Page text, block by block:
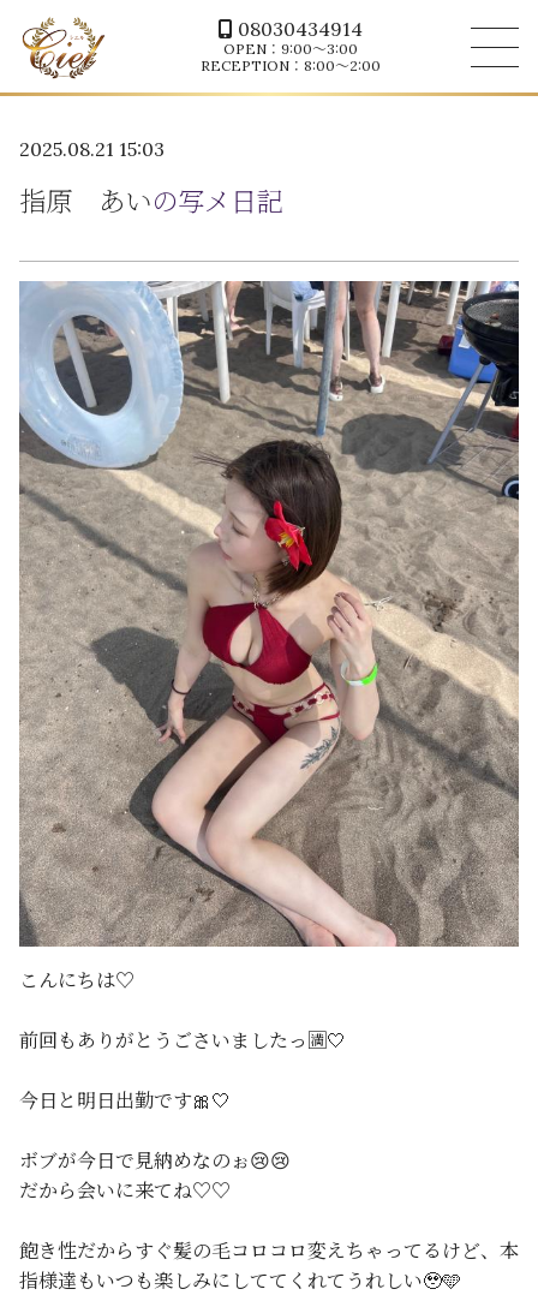
08030434914
OPEN：9:00～3:00
RECEPTION：8:00～2:00
2025.08.21 15:03
指原 あいの写メ日記
こんにちは♡
前回もありがとうごさいましたっ🈵🤍
今日と明日出勤です🎀‎🤍
ボブが今日で見納めなのぉ😢😢
だから会いに来てね♡♡
飽き性だからすぐ髪の毛コロコロ変えちゃってるけど、本
指様達もいつも楽しみにしててくれてうれしい🥹🩵